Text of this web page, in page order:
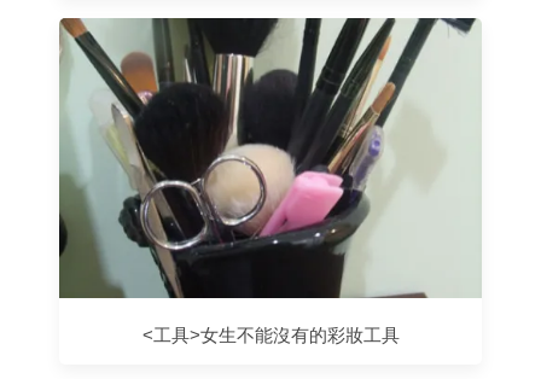
<工具>女生不能沒有的彩妝工具